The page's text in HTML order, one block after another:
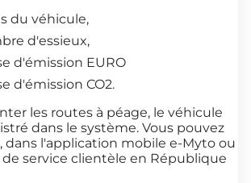
du véhicule,
d'essieux,
d'émission EURO
d'émission CO2.
les routes à péage, le véhicule
dans le système. Vous pouvez
dans l'application mobile e-Myto ou
service clientèle en République